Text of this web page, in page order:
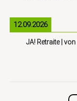
12.09.2026
JA! Retraite| von